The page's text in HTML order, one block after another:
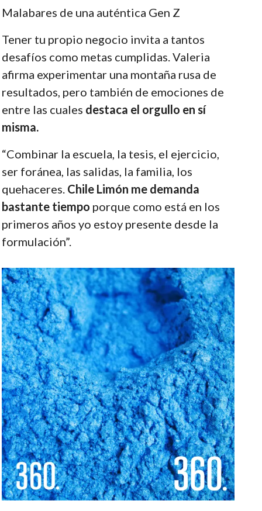
Malabares de una auténtica Gen Z
Tener tu propio negocio invita a tantos
desafíos como metas cumplidas. Valeria
afirma experimentar una montaña rusa de
resultados, pero también de emociones de
entre las cuales destaca el orgullo en sí
misma.
“Combinar la escuela, la tesis, el ejercicio,
ser foránea, las salidas, la familia, los
quehaceres. Chile Limón me demanda
bastante tiempo porque como está en los
primeros años yo estoy presente desde la
formulación”.